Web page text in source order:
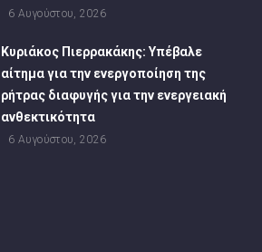
6 Αυγούστου, 2026
Κυριάκος Πιερρακάκης: Υπέβαλε
αίτημα για την ενεργοποίηση της
ρήτρας διαφυγής για την ενεργειακή
ανθεκτικότητα
6 Αυγούστου, 2026